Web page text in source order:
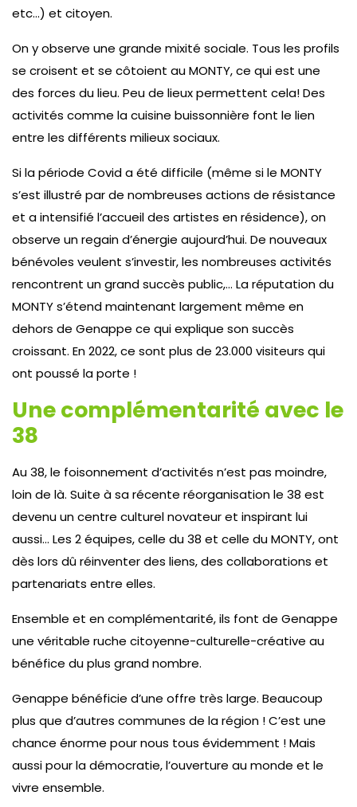
etc…) et citoyen.
On y observe une grande mixité sociale. Tous les profils
se croisent et se côtoient au MONTY, ce qui est une
des forces du lieu. Peu de lieux permettent cela! Des
activités comme la cuisine buissonnière font le lien
entre les différents milieux sociaux.
Si la période Covid a été difficile (même si le MONTY
s’est illustré par de nombreuses actions de résistance
et a intensifié l’accueil des artistes en résidence), on
observe un regain d’énergie aujourd’hui. De nouveaux
bénévoles veulent s’investir, les nombreuses activités
rencontrent un grand succès public,… La réputation du
MONTY s’étend maintenant largement même en
dehors de Genappe ce qui explique son succès
croissant. En 2022, ce sont plus de 23.000 visiteurs qui
ont poussé la porte !
Une complémentarité avec le
38
Au 38, le foisonnement d’activités n’est pas moindre,
loin de là. Suite à sa récente réorganisation le 38 est
devenu un centre culturel novateur et inspirant lui
aussi… Les 2 équipes, celle du 38 et celle du MONTY, ont
dès lors dû réinventer des liens, des collaborations et
partenariats entre elles.
Ensemble et en complémentarité, ils font de Genappe
une véritable ruche citoyenne-culturelle-créative au
bénéfice du plus grand nombre.
Genappe bénéficie d’une offre très large. Beaucoup
plus que d’autres communes de la région ! C’est une
chance énorme pour nous tous évidemment ! Mais
aussi pour la démocratie, l’ouverture au monde et le
vivre ensemble.